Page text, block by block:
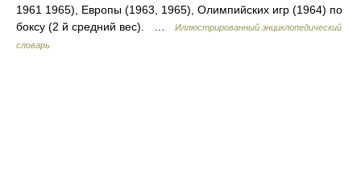
1961 1965), Европы (1963, 1965), Олимпийских игр (1964) по
боксу (2 й средний вес). …
Иллюстрированный энциклопедический
словарь